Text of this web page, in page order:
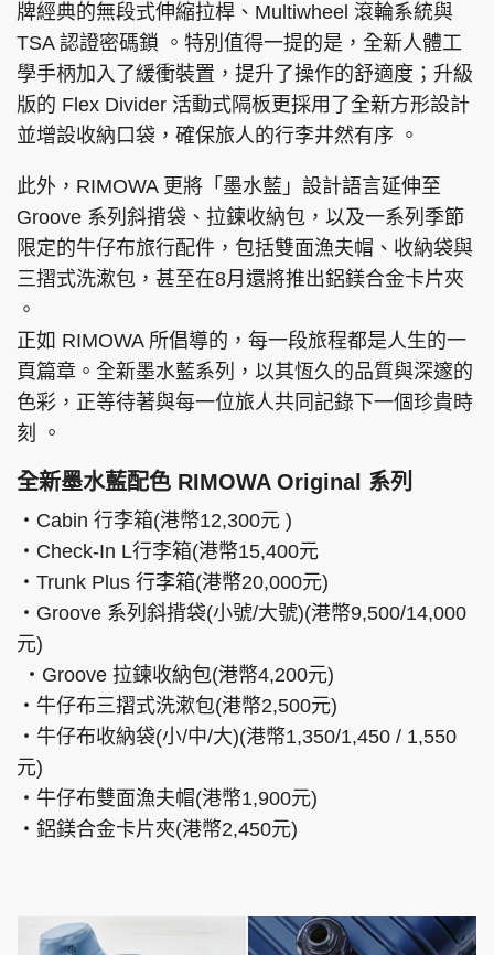
牌經典的無段式伸縮拉桿、Multiwheel 滾輪系統與
TSA 認證密碼鎖 。特別值得一提的是，全新人體工
學手柄加入了緩衝裝置，提升了操作的舒適度；升級
版的 Flex Divider 活動式隔板更採用了全新方形設計
並增設收納口袋，確保旅人的行李井然有序 。
此外，RIMOWA 更將「墨水藍」設計語言延伸至
Groove 系列斜揹袋、拉鍊收納包，以及一系列季節
限定的牛仔布旅行配件，包括雙面漁夫帽、收納袋與
三摺式洗漱包，甚至在8月還將推出鋁鎂合金卡片夾
。
正如 RIMOWA 所倡導的，每一段旅程都是人生的一
頁篇章。全新墨水藍系列，以其恆久的品質與深邃的
色彩，正等待著與每一位旅人共同記錄下一個珍貴時
刻 。
全新墨水藍配色 RIMOWA Original 系列
‧Cabin 行李箱(港幣12,300元 )
‧Check-In L行李箱(港幣15,400元
‧Trunk Plus 行李箱(港幣20,000元)
‧Groove 系列斜揹袋(小號/大號)(港幣9,500/14,000
元)
‧Groove 拉鍊收納包(港幣4,200元)
‧牛仔布三摺式洗漱包(港幣2,500元)
‧牛仔布收納袋(小/中/大)(港幣1,350/1,450 / 1,550
元)
‧牛仔布雙面漁夫帽(港幣1,900元)
‧鋁鎂合金卡片夾(港幣2,450元)